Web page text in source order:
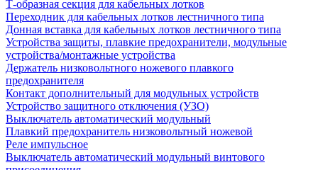
Т-образная секция для кабельных лотков
Переходник для кабельных лотков лестничного типа
Донная вставка для кабельных лотков лестничного типа
Устройства защиты, плавкие предохранители, модульные
устройства/монтажные устройства
Держатель низковольтного ножевого плавкого
предохранителя
Контакт дополнительный для модульных устройств
Устройство защитного отключения (УЗО)
Выключатель автоматический модульный
Плавкий предохранитель низковольтный ножевой
Реле импульсное
Выключатель автоматический модульный винтового